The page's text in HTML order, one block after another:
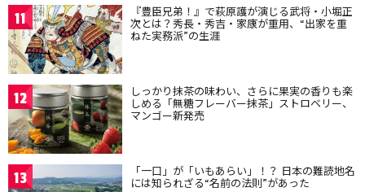
11 『豊臣兄弟！』で萩原護が演じる武将・小堀正
次とは？秀長・秀吉・家康が重用、“出家を重
ねた実務派”の生涯
12 しっかり抹茶の味わい、さらに果実の香りも楽
しめる「無糖フレーバー抹茶」ストロベリー、
マンゴー新発売
13 「一口」が「いもあらい」！？ 日本の難読地名
には知られざる“名前の法則”があった